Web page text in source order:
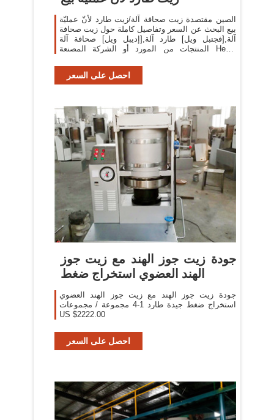
الصين مقتصدة زيت صحافة آلة/زيت طارد لأنّ عمليّة
بيع البحث عن السعر وتفاصيل كاملة حول زيت صحافة
آلة,[فجتبل ويل] طارد آلة,[إديبل ويل] صحافة آلة
المنتجات من المورد أو الشركة المصنعة Hebei
احصل على السعر
جودة زيت جوز الهند مع زيت جوز
الهند العضوي استخراج ضغط
جودة زيت جوز الهند مع زيت جوز الهند العضوي
استخراج ضغط جيدة طارد 1-4 مجموعة / مجموعات
US $2222.00
احصل على السعر